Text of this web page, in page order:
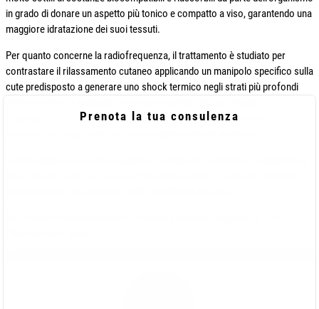
in grado di donare un aspetto più tonico e compatto a viso, garantendo una
maggiore idratazione dei suoi tessuti.
Per quanto concerne la radiofrequenza, il trattamento è studiato per
contrastare il rilassamento cutaneo applicando un manipolo specifico sulla
cute predisposto a generare uno shock termico negli strati più profondi
Si tratta, in tutti i casi di trattamenti soft e poco invasivi che non
Prenota la tua consulenza